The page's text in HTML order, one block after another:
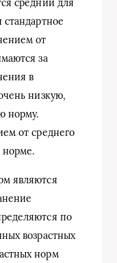
средний для
стандартное
от
за
в
низкую,
норму.
от среднего
норме.
являются
по
возрастных
норм